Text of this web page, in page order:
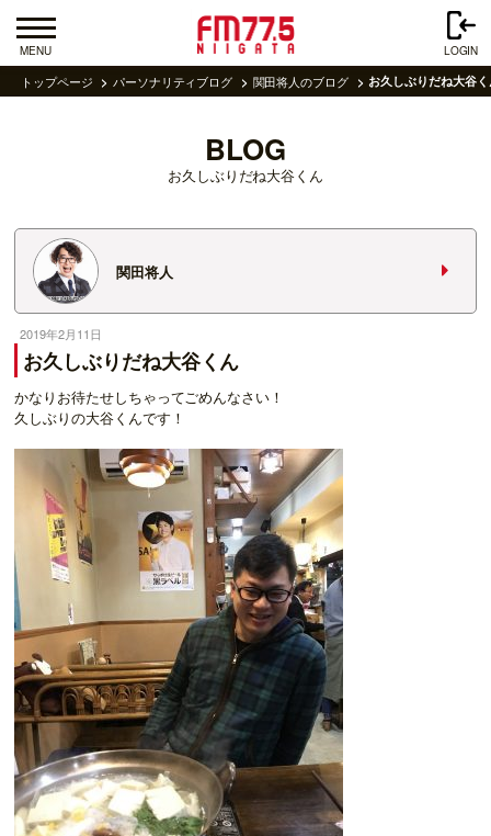
MENU LOGIN
トップページ パーソナリティブログ 関田将人のブログ お久しぶりだね大谷く
BLOG
お久しぶりだね大谷くん
関田将人
2019年2月11日
お久しぶりだね大谷くん
かなりお待たせしちゃってごめんなさい！
久しぶりの大谷くんです！